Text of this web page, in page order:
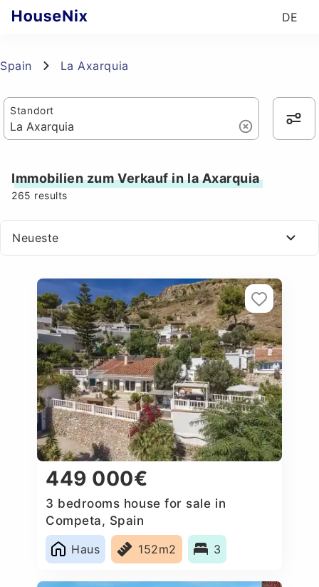
DE
Spain La Axarquia
Standort
Immobilien zum Verkauf in la Axarquia
265 results
Neueste
449 000€
3 bedrooms house for sale in
Competa, Spain
Haus
152m2 3